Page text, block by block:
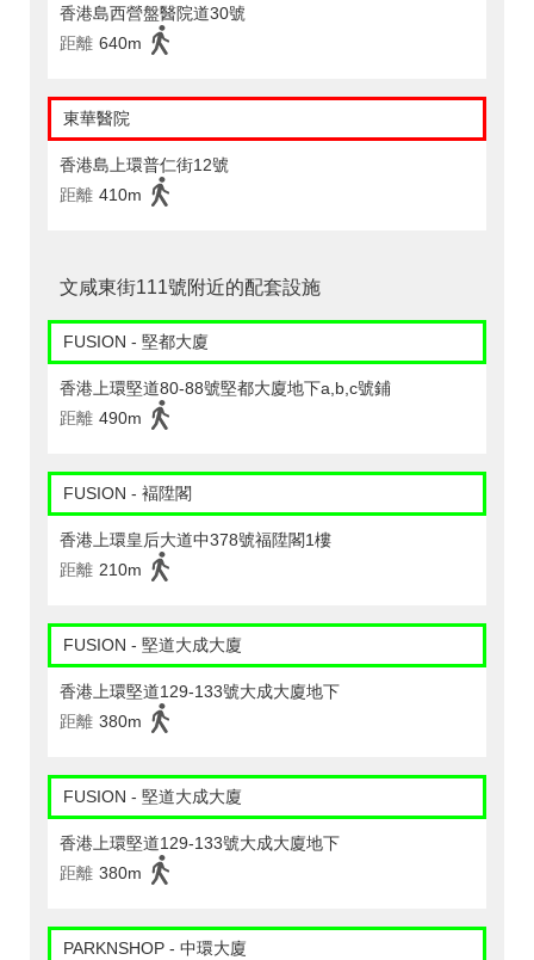
香港島西營盤醫院道30號
距離 640m
東華醫院
香港島上環普仁街12號
距離 410m
文咸東街111號附近的配套設施
FUSION - 堅都大廈
香港上環堅道80-88號堅都大廈地下a,b,c號鋪
距離 490m
FUSION - 褔陞閣
香港上環皇后大道中378號福陞閣1樓
距離 210m
FUSION - 堅道大成大廈
香港上環堅道129-133號大成大廈地下
距離 380m
FUSION - 堅道大成大廈
香港上環堅道129-133號大成大廈地下
距離 380m
PARKNSHOP - 中環大廈